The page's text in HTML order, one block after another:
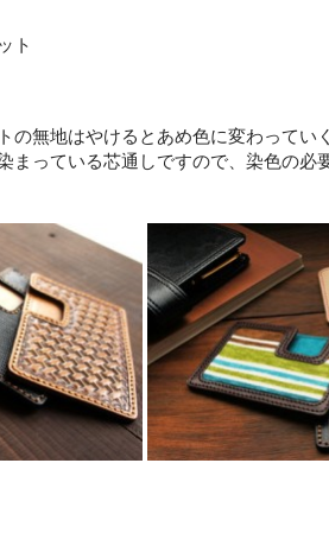
ト
無地はやけるとあめ色に変わってい
まっている芯通しですので、染色の必